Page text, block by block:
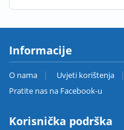
Informacije
O nama Uvjeti korištenja
Pratite nas na Facebook-u
Korisnička podrška